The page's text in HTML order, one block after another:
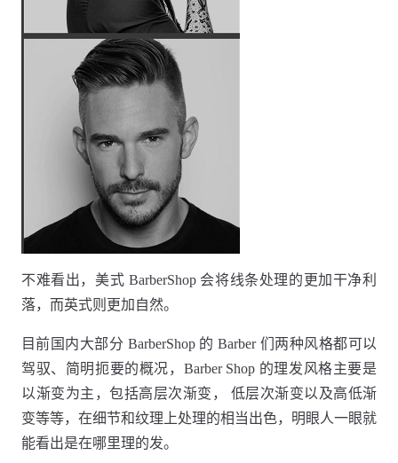
不难看出，美式 BarberShop 会将线条处理的更加干净利
落，而英式则更加自然。
目前国内大部分 BarberShop 的 Barber 们两种风格都可以
驾驭、简明扼要的概况，Barber Shop 的理发风格主要是
以渐变为主，包括高层次渐变， 低层次渐变以及高低渐
变等等，在细节和纹理上处理的相当出色，明眼人一眼就
能看出是在哪里理的发。